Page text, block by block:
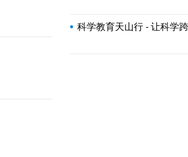
科学教育天山行 - 让科学